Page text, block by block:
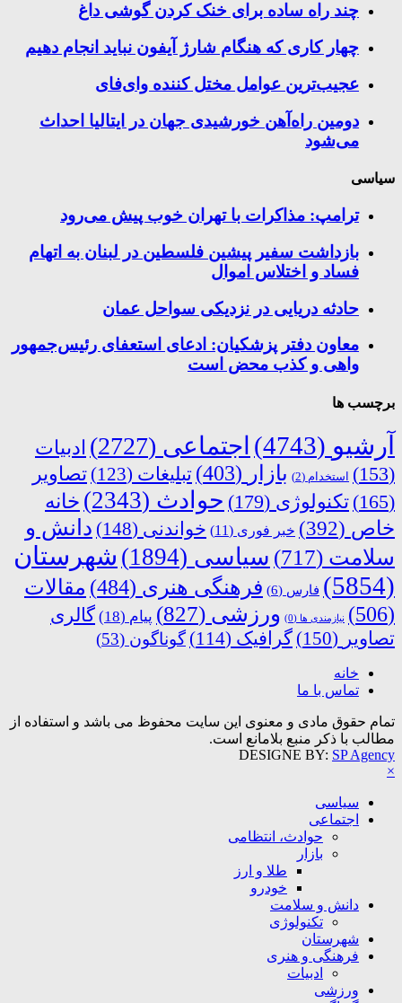
چند راه‌ ساده برای خنک کردن گوشی داغ
چهار کاری که هنگام شارژ آیفون نباید انجام دهیم
عجیب‌ترین عوامل مختل کننده وای‌فای
دومین راه‌آهن خورشیدی جهان در ایتالیا احداث
می‌شود
سیاسی
ترامپ: مذاکرات با تهران خوب پیش می‌رود
بازداشت سفیر پیشین فلسطین در لبنان به اتهام
فساد و اختلاس اموال
حادثه دریایی در نزدیکی سواحل عمان
معاون دفتر پزشکیان: ادعای استعفای رئیس‌جمهور
واهی و کذب محض است
برچسب ها
آرشیو (4743) اجتماعی (2727)
ادبیات
(153)
استخدام (2) بازار (403) تبلیغات (123)
تصاویر
(165)
تکنولوژی (179) حوادث (2343)
خانه
خاص (392) خبر فوری (11) خواندنی (148)
دانش و
سلامت (717) سیاسی (1894)
شهرستان
(5854)
فارس (6) فرهنگی هنری (484)
مقالات
(506)
نیازمندی ها (0) ورزشی (827) پیام (18)
گالری
تصاویر (150) گرافیک (114) گوناگون (53)
خانه
تماس با ما
تمام حقوق مادی و معنوی این سایت محفوظ می باشد و استفاده از
مطالب با ذکر منبع بلامانع است.
DESIGNE BY: SP Agency
×
سیاسی
اجتماعی
حوادث، انتظامی
بازار
طلا و ارز
خودرو
دانش و سلامت
تکنولوژی
شهرستان
فرهنگی و هنری
ادبیات
ورزشی